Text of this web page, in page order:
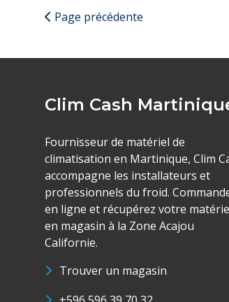
Page précédente
Clim Cash
Fournisseur de matériel de
climatisation en Martinique, Clim
accompagne les installateurs et
professionnels du froid.
en ligne et récupérez votre
en magasin à la Zone Acajou
Californie.
Trouver un magasin